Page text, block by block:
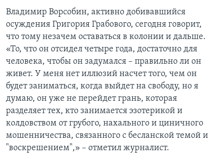
Владимир Ворсобин, активно добивавшийся
осуждения Григория Грабового, сегодня говорит,
что тому незачем оставаться в колонии и дальше.
«То, что он отсидел четыре года, достаточно для
человека, чтобы он задумался – правильно ли он
живет. У меня нет иллюзий насчет того, чем он
будет заниматься, когда выйдет на свободу, но я
думаю, он уже не перейдет грань, которая
разделяет тех, кто занимается эзотерикой и
колдовством от грубого, нахального и циничного
мошенничества, связанного с бесланской темой и
"воскрешением",» – отметил журналист.